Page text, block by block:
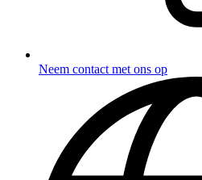
Neem contact met ons op